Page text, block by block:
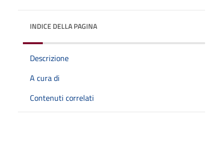
INDICE DELLA PAGINA
Descrizione
A cura di
Contenuti correlati